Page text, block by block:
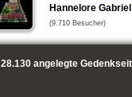
Hannelore Gabriel
(9.710 Besucher)
28.130angelegte